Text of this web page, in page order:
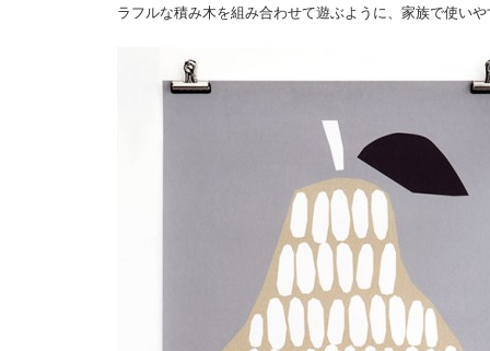
ラフルな積み木を組み合わせて遊ぶように、家族で使い